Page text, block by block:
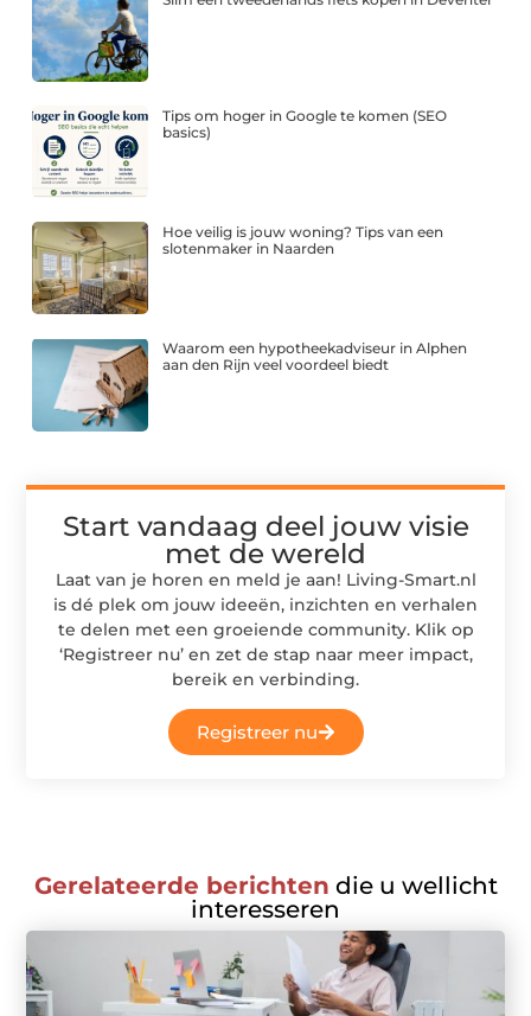
Tips om hoger in Google te komen (SEO
basics)
Hoe veilig is jouw woning? Tips van een
slotenmaker in Naarden
Waarom een hypotheekadviseur in Alphen
aan den Rijn veel voordeel biedt
Start vandaag deel jouw visie
met de wereld
Laat van je horen en meld je aan! Living-Smart.nl
is dé plek om jouw ideeën, inzichten en verhalen
te delen met een groeiende community. Klik op
‘Registreer nu’ en zet de stap naar meer impact,
bereik en verbinding.
Registreer nu
Gerelateerde berichten die u wellicht
interesseren